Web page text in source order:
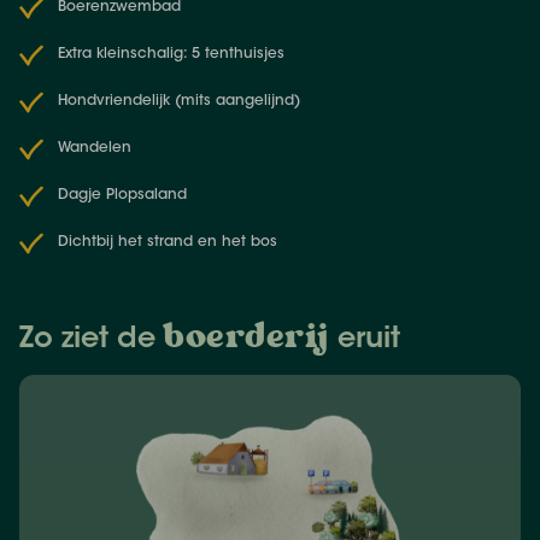
Boerenzwembad
Extra kleinschalig: 5 tenthuisjes
Hondvriendelijk (mits aangelijnd)
Wandelen
Dagje Plopsaland
Dichtbij het strand en het bos
Zo ziet de boerderij eruit